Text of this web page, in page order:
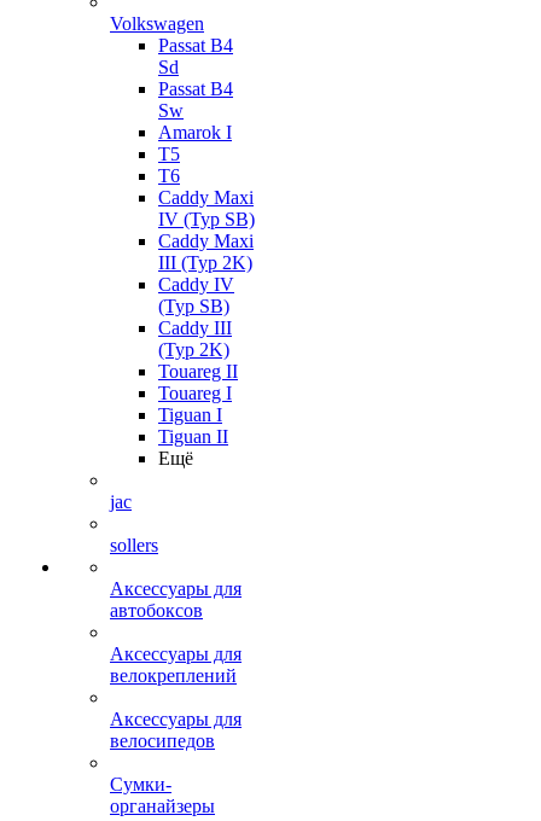
Volkswagen
Passat B4
Sd
Passat B4
Sw
Amarok I
T5
T6
Caddy Maxi
IV (Typ SB)
Caddy Maxi
III (Typ 2K)
Caddy IV
(Typ SB)
Caddy III
(Typ 2K)
Touareg II
Touareg I
Tiguan I
Tiguan II
Ещё
jac
sollers
Аксессуары для
автобоксов
Аксессуары для
велокреплений
Аксессуары для
велосипедов
Сумки-
органайзеры